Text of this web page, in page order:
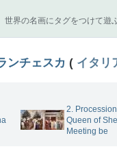
世界の名画にタグをつけて遊
ンチェスカ ( イタリ
2.
Queen of
Meeting be